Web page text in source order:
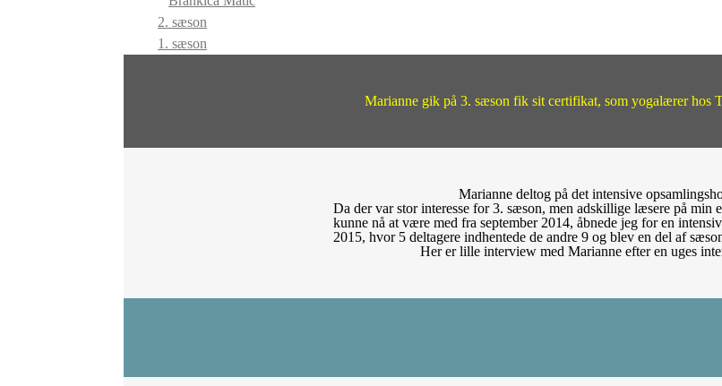
2. sæson
1. sæson
Marianne gik på 3. sæson fik sit certifikat, som yogalærer hos
Marianne deltog på det intensive
Da der var stor interesse for 3. sæson, men adskillige læsere på min
kunne nå at være med fra september 2014, åbnede jeg for en
2015, hvor 5 deltagere indhentede de andre 9 og blev en del af
Her er lille interview med Marianne efter en uges